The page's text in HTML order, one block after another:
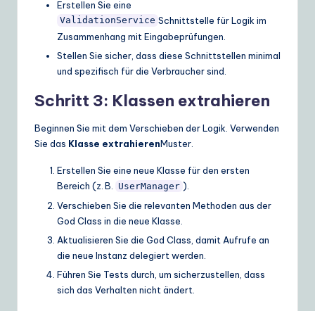
Erstellen Sie eine
ValidationService Schnittstelle für Logik im
Zusammenhang mit Eingabeprüfungen.
Stellen Sie sicher, dass diese Schnittstellen minimal
und spezifisch für die Verbraucher sind.
Schritt 3: Klassen extrahieren
Beginnen Sie mit dem Verschieben der Logik. Verwenden
Sie das Klasse extrahierenMuster.
Erstellen Sie eine neue Klasse für den ersten
Bereich (z. B.
UserManager ).
Verschieben Sie die relevanten Methoden aus der
God Class in die neue Klasse.
Aktualisieren Sie die God Class, damit Aufrufe an
die neue Instanz delegiert werden.
Führen Sie Tests durch, um sicherzustellen, dass
sich das Verhalten nicht ändert.